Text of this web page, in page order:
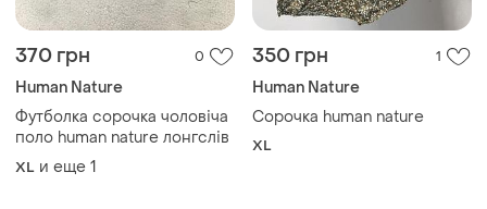
370 грн 0
Human Nature
Футболка сорочка чоловіча
поло human nature лонгслів
XL и еще 1
350 грн 1
Human Nature
Сорочка human nature
XL